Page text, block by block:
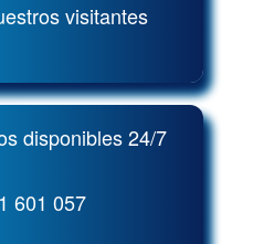
visitantes
disponibles 24/7
601 057